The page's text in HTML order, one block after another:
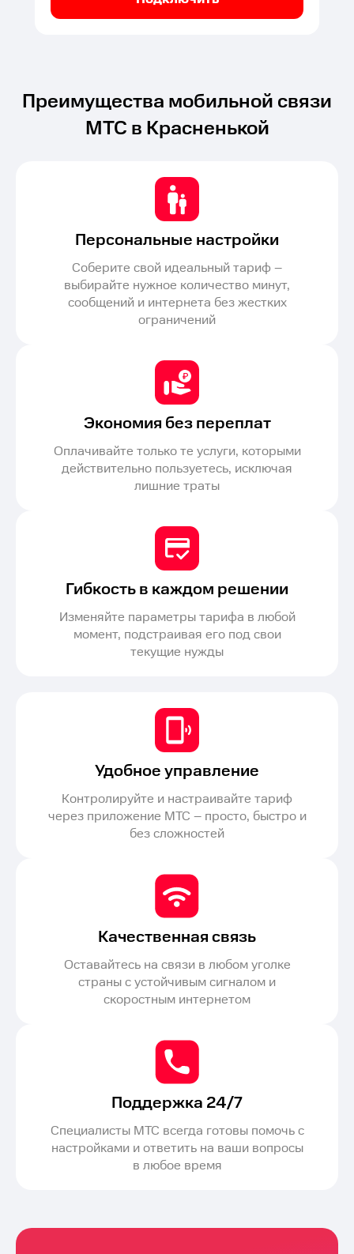
Преимущества мобильной связи
МТС в Красненькой
Персональные настройки
Соберите свой идеальный тариф –
выбирайте нужное количество минут,
сообщений и интернета без жестких
ограничений
Экономия без переплат
Оплачивайте только те услуги, которыми
действительно пользуетесь, исключая
лишние траты
Гибкость в каждом решении
Изменяйте параметры тарифа в любой
момент, подстраивая его под свои
текущие нужды
Удобное управление
Контролируйте и настраивайте тариф
через приложение МТС – просто, быстро и
без сложностей
Качественная связь
Оставайтесь на связи в любом уголке
страны с устойчивым сигналом и
скоростным интернетом
Поддержка 24/7
Специалисты МТС всегда готовы помочь с
настройками и ответить на ваши вопросы
в любое время